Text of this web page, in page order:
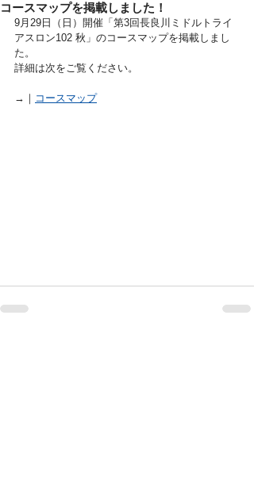
コースマップを掲載しました！
9月29日（日）開催「第3回長良川ミドルトライ
アスロン102 秋」のコースマップを掲載しまし
た。
詳細は次をご覧ください。
→｜ コースマップ